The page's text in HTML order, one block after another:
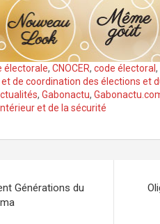
électorale, CNOCER, code électoral ,
de coordination des élections et
, Gabonactu,
et de la sécurité
Générations du